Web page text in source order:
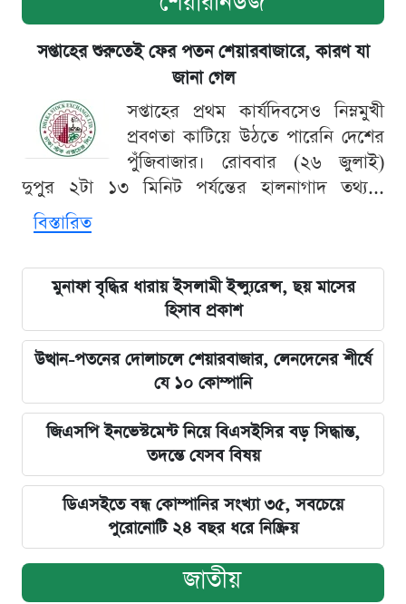
সপ্তাহের শুরুতেই ফের পতন শেয়ারবাজারে, কারণ যা
জানা গেল
সপ্তাহের প্রথম কার্যদিবসেও নিম্নমুখী
প্রবণতা কাটিয়ে উঠতে পারেনি দেশের
পুঁজিবাজার। রোববার (২৬ জুলাই)
দুপুর ২টা ১৩ মিনিট পর্যন্তের হালনাগাদ তথ্য...
বিস্তারিত
মুনাফা বৃদ্ধির ধারায় ইসলামী ইন্স্যুরেন্স, ছয় মাসের
হিসাব প্রকাশ
উত্থান-পতনের দোলাচলে শেয়ারবাজার, লেনদেনের শীর্ষে
যে ১০ কোম্পানি
জিএসপি ইনভেস্টমেন্ট নিয়ে বিএসইসির বড় সিদ্ধান্ত,
তদন্তে যেসব বিষয়
ডিএসইতে বন্ধ কোম্পানির সংখ্যা ৩৫, সবচেয়ে
পুরোনোটি ২৪ বছর ধরে নিষ্ক্রিয়
জাতীয়